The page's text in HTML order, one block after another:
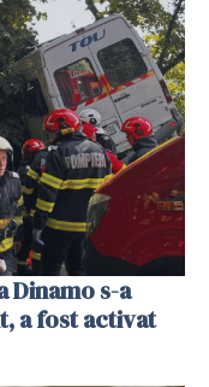
Dinamo s-a
a fost activat